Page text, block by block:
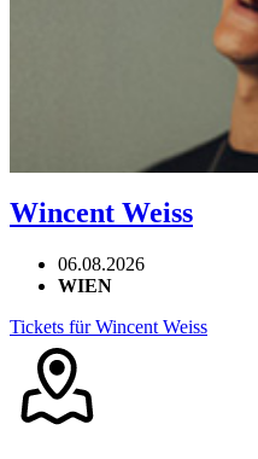
Wincent Weiss
06.08.2026
WIEN
Tickets für Wincent Weiss